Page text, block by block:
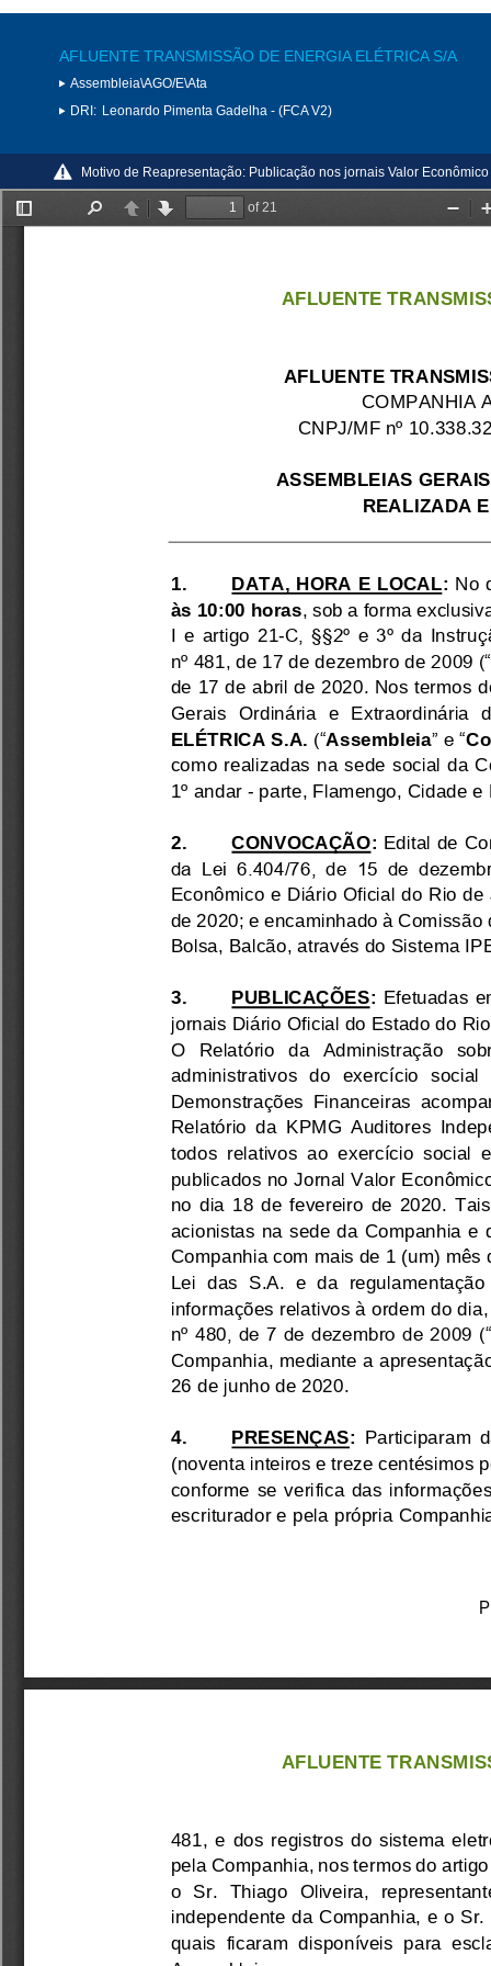
AFLUENTE TRANSMISSÃO DE ENERGIA ELÉTRICA S/A
Assembleia\AGO/E\Ata
DRI: Leonardo Pimenta Gadelha - (FCA V2)
Motivo de Reapresentação: Publicação nos jornais Valor